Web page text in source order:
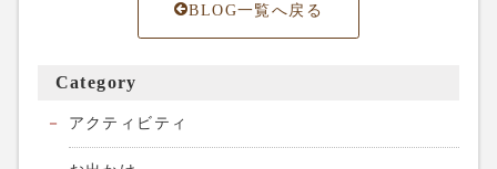
BLOG一覧へ戻る
Category
アクティビティ